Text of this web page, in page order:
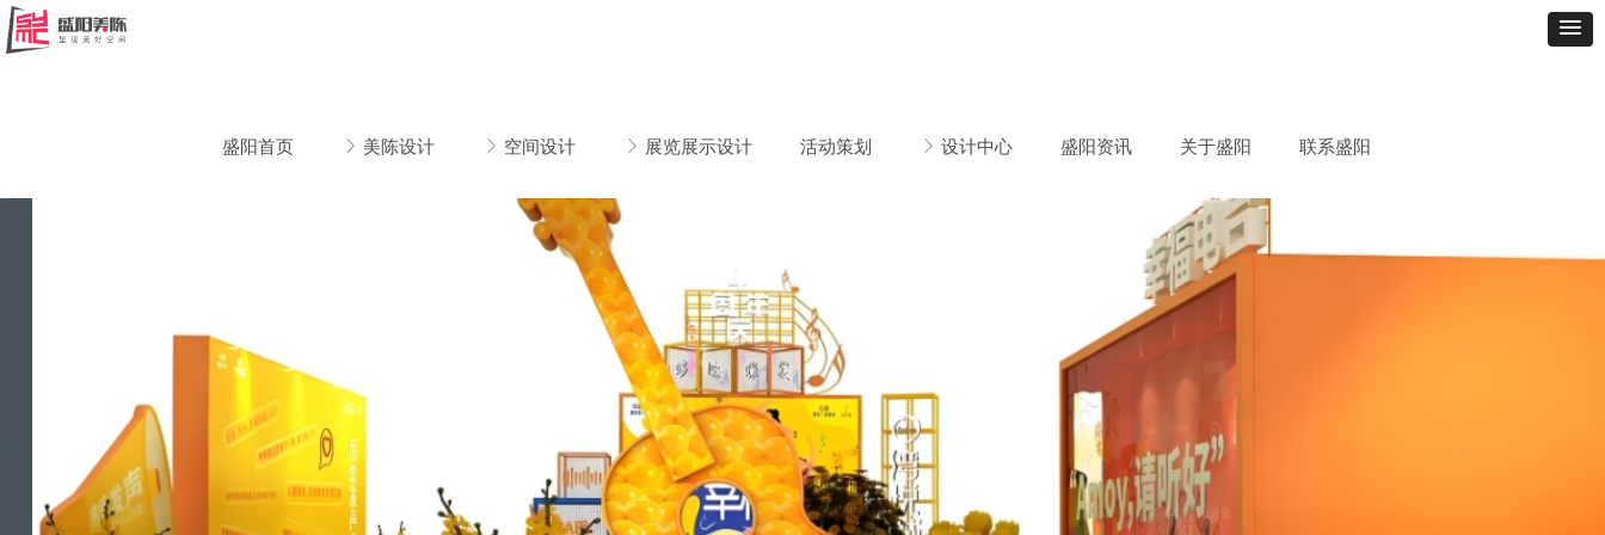
盛阳首页 ꁕ 美陈设计 ꁕ 空间设计 ꁕ 展览展示设计 活动策划 ꁕ 设计中心 盛阳资讯 关于盛阳 联系盛阳